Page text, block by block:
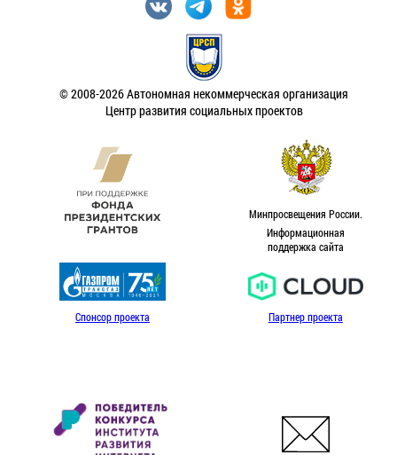
© 2008-2026 Автономная некоммерческая организация
Центр развития социальных проектов
Минпросвещения России.
Информационная
поддержка сайта
Спонсор проекта Партнер проекта